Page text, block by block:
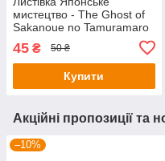
мистецтво - The Ghost of
Sakanoue no Tamuramaro
by Moonlight at Mt. Otowa,
1886
45 ₴ 50 ₴
Купити
Акційні пропозиції та
–10%